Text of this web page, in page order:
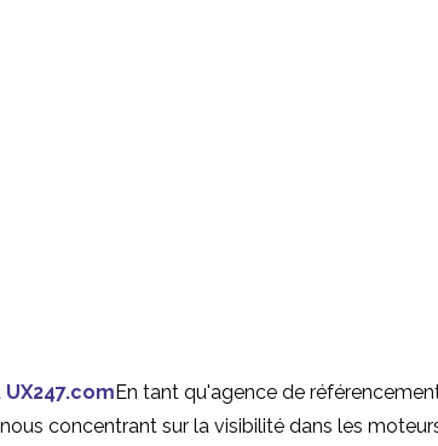
UX247.comEn tant qu'agence de
concentrant sur la visibilité dans les